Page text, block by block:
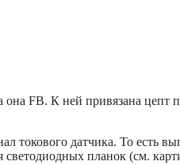
FB. К ней привязана
датчика. То есть
светодиодных планок (см.